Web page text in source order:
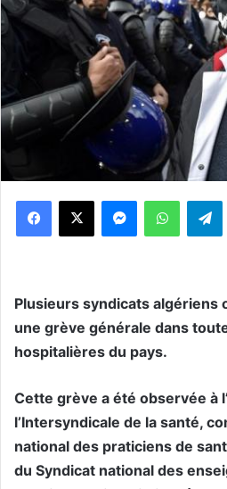
WhatsApp
Plusieurs syndicats algériens
une grève générale dans
hospitalières du pays.
Cette grève a été observée à
l’Intersyndicale de la santé,
national des praticiens de
du Syndicat national des